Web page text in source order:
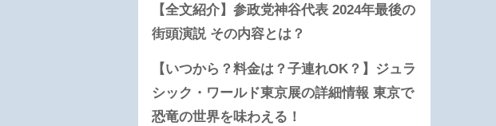
【全文紹介】参政党神谷代表 2024年最後の
街頭演説 その内容とは？
【いつから？料金は？子連れOK？】ジュラ
シック・ワールド東京展の詳細情報 東京で
恐竜の世界を味わえる！